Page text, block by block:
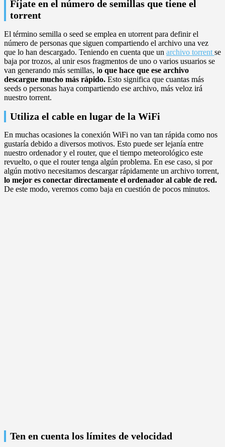
Fíjate en el número de semillas que tiene el
torrent
El término semilla o seed se emplea en utorrent para definir el
número de personas que siguen compartiendo el archivo una vez
que lo han descargado. Teniendo en cuenta que un archivo torrent se
baja por trozos, al unir esos fragmentos de uno o varios usuarios se
van generando más semillas, lo que hace que ese archivo
descargue mucho más rápido. Esto significa que cuantas más
seeds o personas haya compartiendo ese archivo, más veloz irá
nuestro torrent.
Utiliza el cable en lugar de la WiFi
En muchas ocasiones la conexión WiFi no van tan rápida como nos
gustaría debido a diversos motivos. Esto puede ser lejanía entre
nuestro ordenador y el router, que el tiempo meteorológico este
revuelto, o que el router tenga algún problema. En ese caso, si por
algún motivo necesitamos descargar rápidamente un archivo torrent,
lo mejor es conectar directamente el ordenador al cable de red.
De este modo, veremos como baja en cuestión de pocos minutos.
Ten en cuenta los límites de velocidad